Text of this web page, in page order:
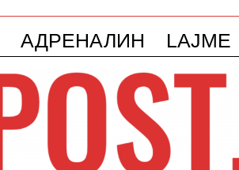
АДРЕНАЛИН LAJME